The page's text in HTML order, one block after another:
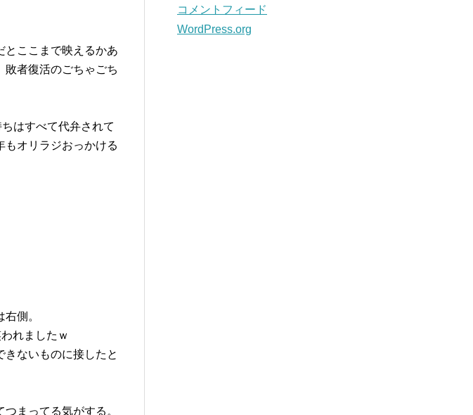
とここまで映えるかあ
者復活のごちゃごち
はすべて代弁されて
もオリラジおっかける
側。
れましたｗ
ないものに接したと
まってる気がする。
コメントフィード
WordPress.org